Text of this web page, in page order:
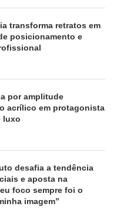
transforma retratos em
posicionamento e
por amplitude
acrílico em protagonista
luxo
desafia a tendência
e aposta na
foco sempre foi o
imagem”